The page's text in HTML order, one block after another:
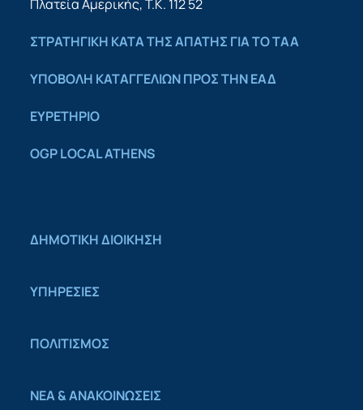
Πλατεία Αμερικής, Τ.Κ. 112 52
ΣΤΡΑΤΗΓΙΚΉ ΚΑΤΆ ΤΗΣ ΑΠΆΤΗΣ ΓΙΑ ΤΟ ΤΑΑ
YΠΟΒΟΛΉ ΚΑΤΑΓΓΕΛΙΏΝ ΠΡΟΣ ΤΗΝ ΕΑΔ
ΕΥΡΕΤΗΡΙΟ
OGP LOCAL ATHENS
ΔΗΜΟΤΙΚΗ ΔΙΟΙΚΗΣΗ
ΥΠΗΡΕΣΙΕΣ
ΠΟΛΙΤΙΣΜΟΣ
ΝΕΑ & ΑΝΑΚΟΙΝΩΣΕΙΣ